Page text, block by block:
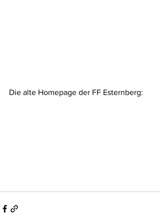
Die alte Homepage der FF Esternberg: